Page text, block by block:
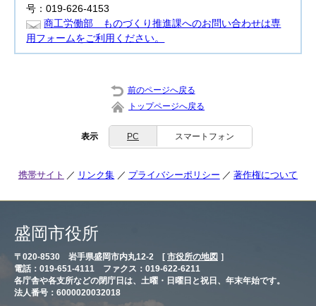
号：019-626-4153
商工労働部 ものづくり推進課へのお問い合わせは専
用フォームをご利用ください。
前のページへ戻る
トップページへ戻る
表示 PC スマートフォン
携帯サイト リンク集 プライバシーポリシー 著作権について
盛岡市役所
〒020-8530 岩手県盛岡市内丸12-2 [ 市役所の地図 ］
電話：019-651-4111 ファクス：019-622-6211
各庁舎や各支所などの閉庁日は、土曜・日曜日と祝日、年末年始です。
法人番号：6000020032018